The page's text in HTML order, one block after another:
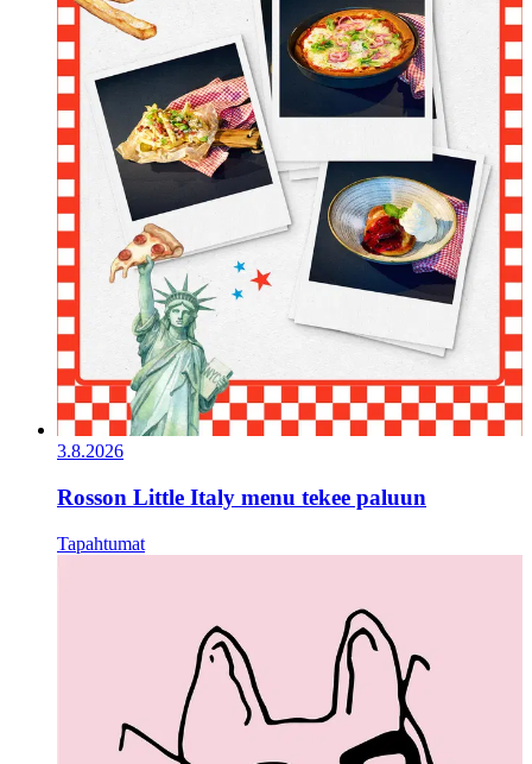
3.8.2026
Rosson Little Italy menu tekee paluun
Tapahtumat